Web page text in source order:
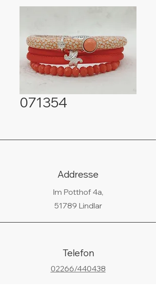
071354
Addresse
Im Potthof 4a,
51789 Lindlar
Telefon
02266/440438